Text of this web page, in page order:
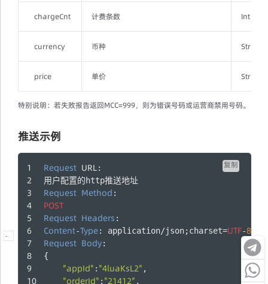
-
chargeCnt 计费条数 Int
currency 币种 String
price 单价 String
特别说明：若失败报告返回MCC=999，则为错误号码或运营商禁用号码。
推送示例
复制
Request URL:
用户配置的http推送地址
Request Method :
POST
Request Headers :
Content-Type: application/json;charset=UTF-8
Request Body:
{
"appId" : "4luaKsL2" ,
"orderId" : "21412" ,